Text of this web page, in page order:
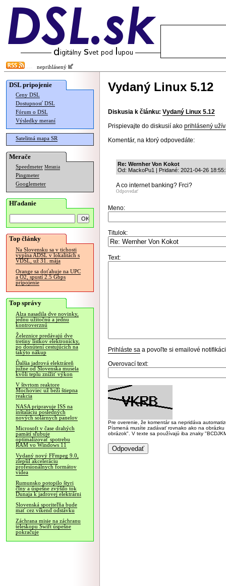
neprihlásený
DSL pripojenie
Ceny DSL
Dostupnosť DSL
Fórum o DSL
Výsledky meraní
Satelitná mapa SR
Merače
Speedmeter Merania
Pingmeter
Googlemeter
Hľadanie
Top články
Na Slovensku sa v tichosti
vypína ADSL v lokalitách s
VDSL, už 31. mája
Orange sa doťahuje na UPC
a O2, spustí 2.5 Gbps
pripojenie
Top správy
Alza nasadila dve novinky,
jednu užitočnú a jednu
kontroverznú
Železnice predávajú dve
tretiny lístkov elektronicky,
po donútení cestujúcich na
takýto nákup
Ďalšia jadrová elektráreň
južne od Slovenska musela
kvôli teplu znížiť výkon
V štvrtom reaktore
Mochoviec už beží štiepna
reakcia
NASA pripravuje ISS na
inštaláciu posledných
nových solárnych panelov
Microsoft v čase drahých
pamätí sľubuje
optimalizovať spotrebu
RAM vo Windows 11
Vydaný nový FFmpeg 9.0,
zlepšil akceleráciu
profesionálnych formátov
videa
Rumunsko potopilo štyri
člny a úspešne zvýšilo tok
Dunaja k jadrovej elektrárni
Slovenská sporiteľňa bude
mať cez víkend odstávku
Záchrana misie na záchranu
teleskopu Swift úspešne
pokračuje
Vydaný Linux 5.12
Diskusia k článku: Vydaný Linux 5.12
Prispievajte do diskusií ako prihlásený
Komentár, na ktorý odpovedáte:
Re: Wernher Von Kokot
Od: MackoPu1 | Pridané: 2021-04-26
A co internet banking? Frci?
Odpovedať
Meno:
Titulok:
Text:
Prihláste sa a povoľte si emailové
Overovací text:
Pre overenie, že komentár sa nepridáva
Písmená musíte zadávať rovnako ako na
obrázok". V texte sa používajú iba znaky